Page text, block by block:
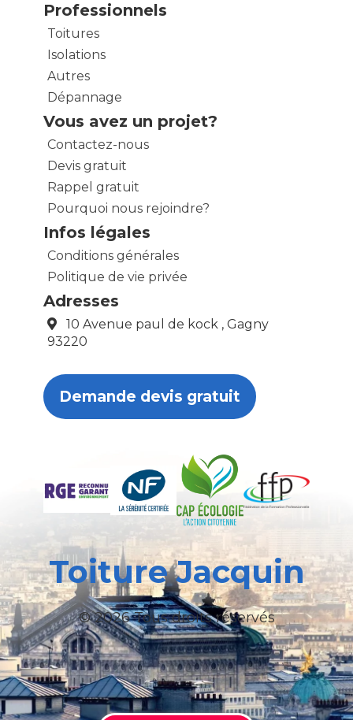
Professionnels
Toitures
Isolations
Autres
Dépannage
Vous avez un projet?
Contactez-nous
Devis gratuit
Rappel gratuit
Pourquoi nous rejoindre?
Infos légales
Conditions générales
Politique de vie privée
Adresses
10 Avenue paul de kock , Gagny
93220
Demande devis gratuit
Toiture Jacquin
© 2026 Tous droits réservés